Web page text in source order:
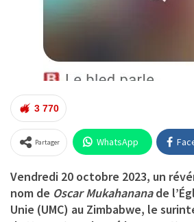
3 770
Partager WhatsApp
Vendredi 20 octobre 2023, un
nom de Oscar Mukahananade
Unie (UMC) au Zimbabwe, le